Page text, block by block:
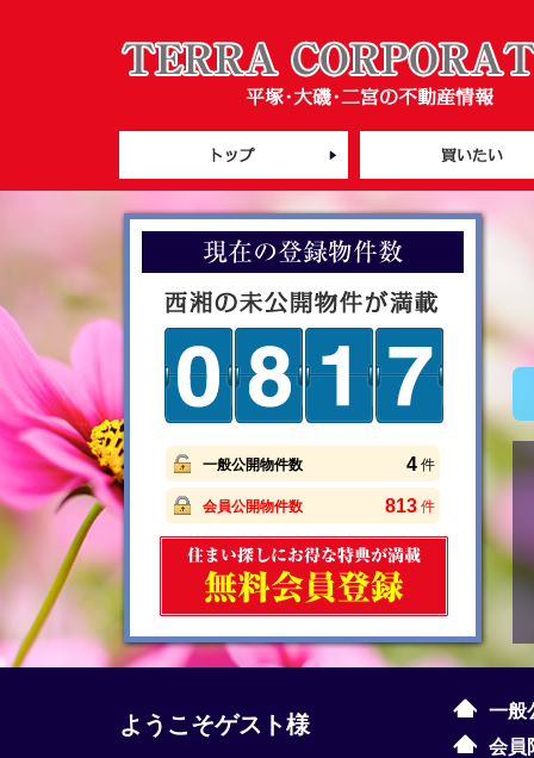
一般公開物件数 4 件
会員公開物件数 813 件
ようこそゲスト様
一
会